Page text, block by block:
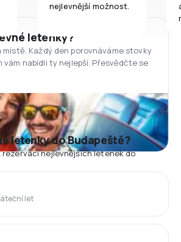
nejlevnější možnost.
letenky?
místě. Každý den porovnáváme stovky
vám nabídli ty nejlepší. Přesvědčte se
letenky do Budapeště?
rezervaci nejlevnějších letenek do
let